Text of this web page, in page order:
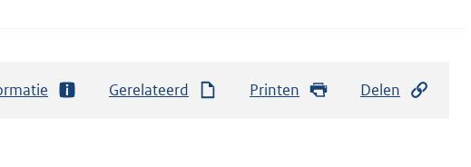
Gerelateerd Printen Delen